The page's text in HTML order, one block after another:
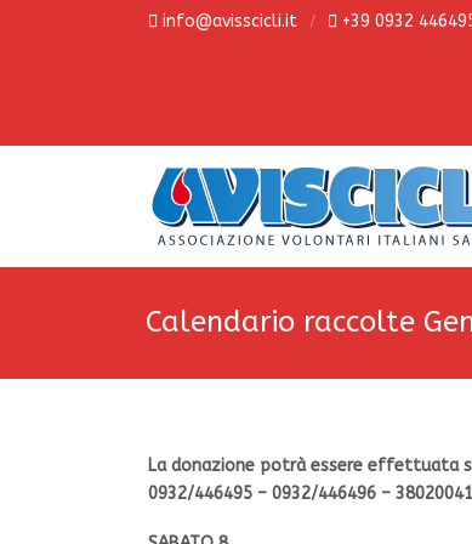
info@avisscicli.it +39 0932
Calendario raccolte
La donazione potrà essere effettuata
0932/446495 – 0932/446496 –